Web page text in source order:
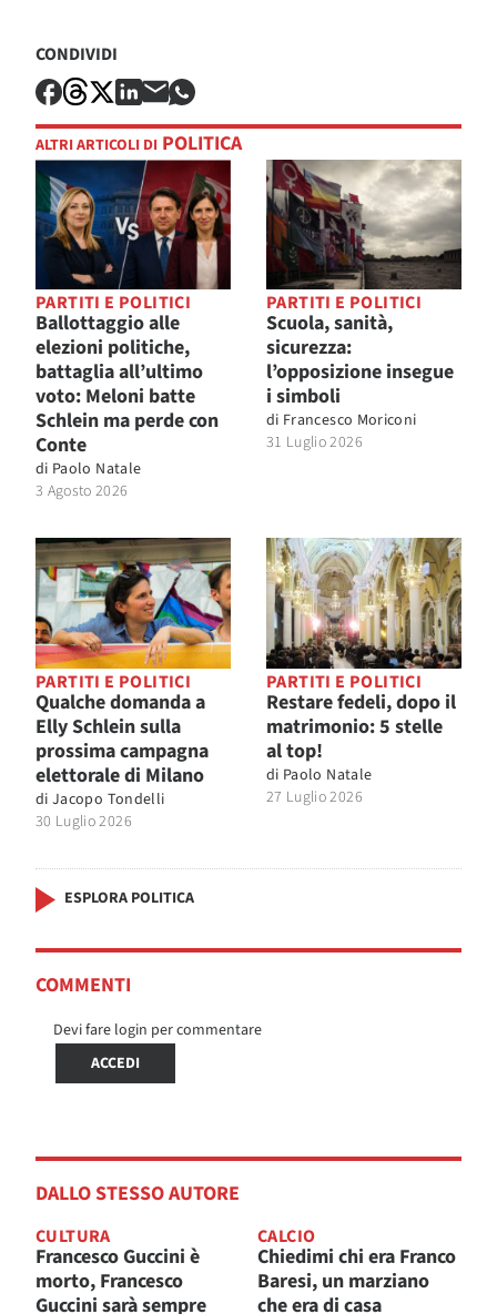
CONDIVIDI
ALTRI ARTICOLI DI POLITICA
PARTITI E POLITICI
Ballottaggio alle
elezioni politiche,
battaglia all’ultimo
voto: Meloni batte
Schlein ma perde con
Conte
di Paolo Natale
3 Agosto 2026
PARTITI E POLITICI
Scuola, sanità,
sicurezza:
l’opposizione insegue
i simboli
di Francesco Moriconi
31 Luglio 2026
PARTITI E POLITICI
Qualche domanda a
Elly Schlein sulla
prossima campagna
elettorale di Milano
di Jacopo Tondelli
30 Luglio 2026
PARTITI E POLITICI
Restare fedeli, dopo il
matrimonio: 5 stelle
al top!
di Paolo Natale
27 Luglio 2026
ESPLORA POLITICA
COMMENTI
Devi fare login per commentare
ACCEDI
DALLO STESSO AUTORE
CULTURA
Francesco Guccini è
morto, Francesco
Guccini sarà sempre
CALCIO
Chiedimi chi era Franco
Baresi, un marziano
che era di casa